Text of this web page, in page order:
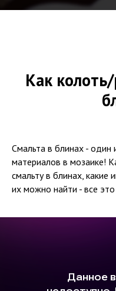
Как
Смальта в блинах - один
материалов в мозаике!
смальту в блинах,
их можно найти - все